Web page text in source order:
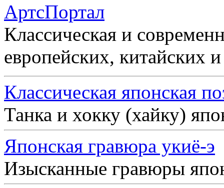
АртсПортал
Классическая и
европейских, китайских
Классическая японская
Танка и хокку (хайку)
Японская гравюра укиё-э
Изысканные гравюры